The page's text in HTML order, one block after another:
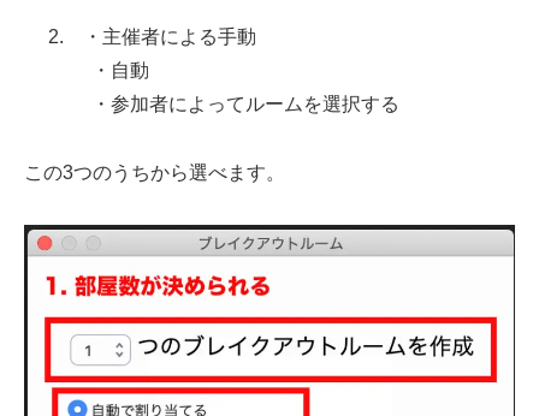
2. ・主催者による手動
・自動
・参加者によってルームを選択する
この3つのうちから選べます。